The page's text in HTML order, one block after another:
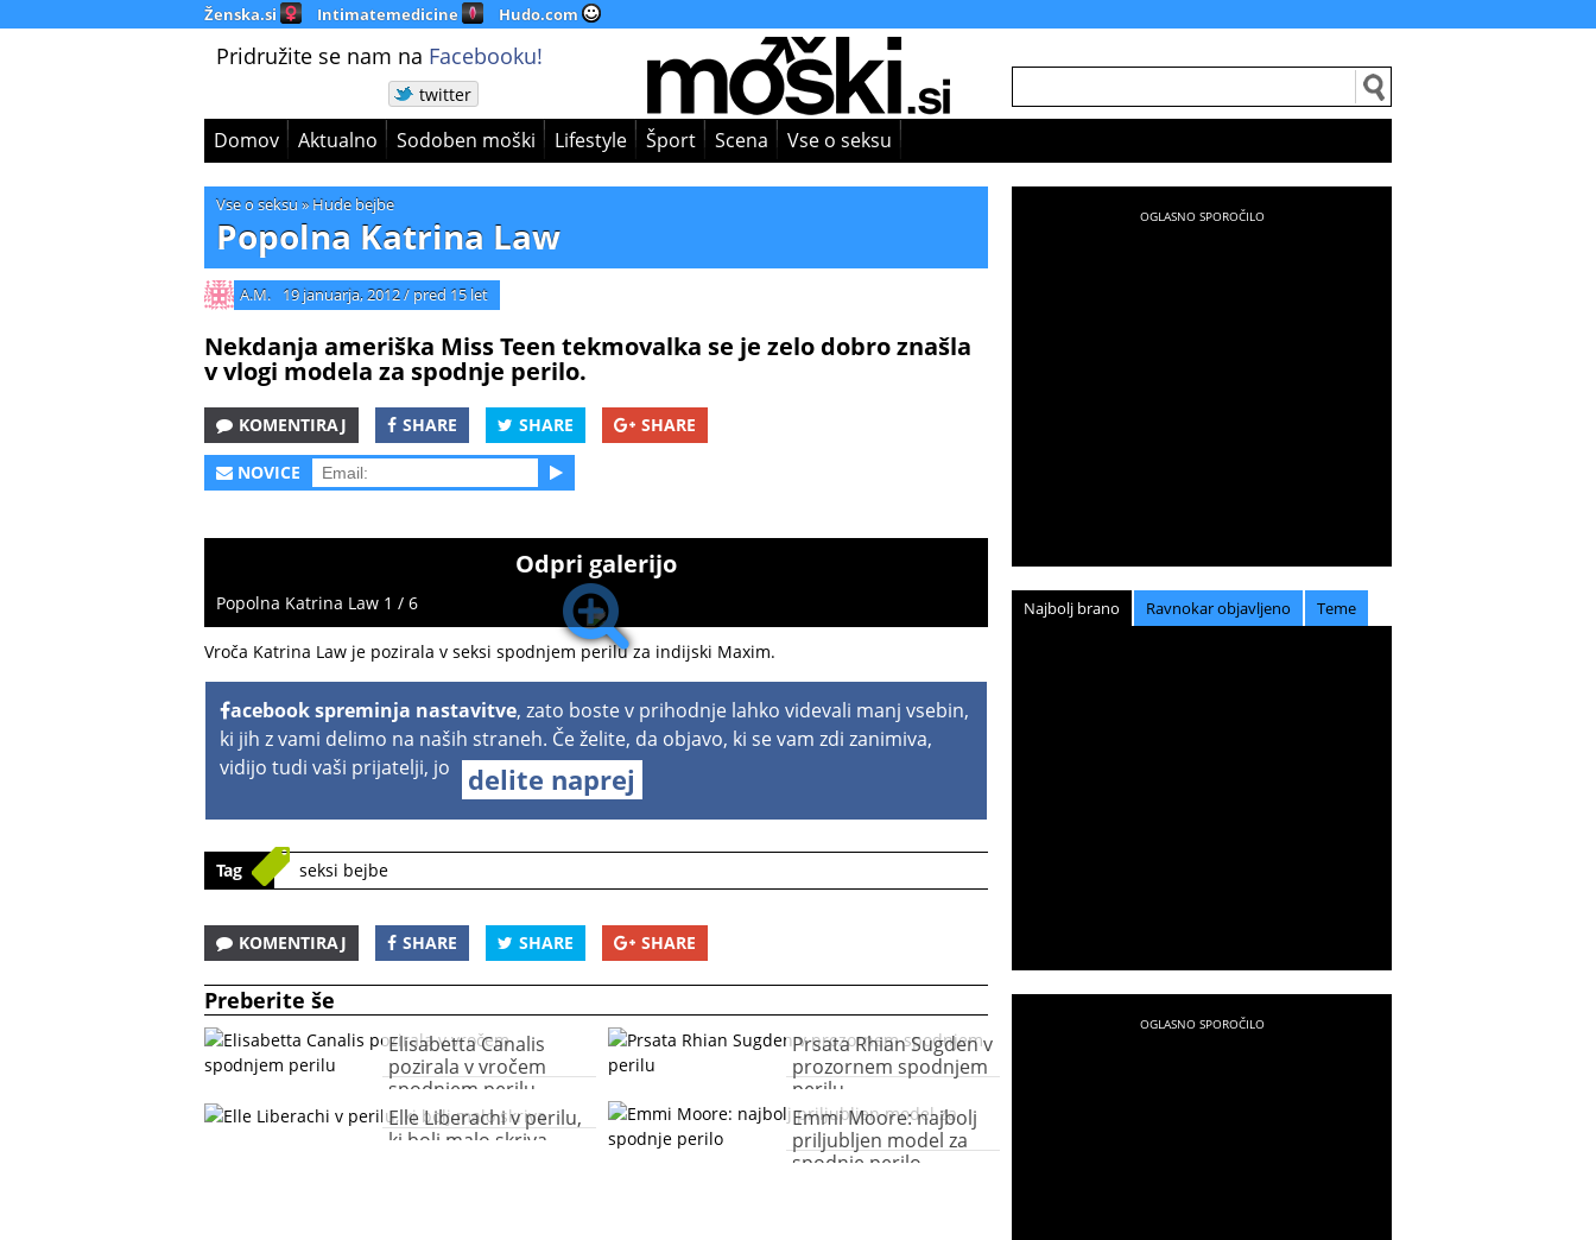
Ženska.si Intimatemedicine Hudo.com
Pridružite se nam na Facebooku!
twitter
Domov Aktualno Sodoben moški Lifestyle Šport Scena Vse o seksu
Vse o seksu » Hude bejbe
Popolna Katrina Law
A.M. 19 januarja, 2012/ pred 15 let
Nekdanja ameriška Miss Teen tekmovalka se je zelo dobro znašla
v vlogi modela za spodnje perilo.
KOMENTIRAJ SHARE SHARE SHARE
NOVICE
Odpri galerijo
Popolna Katrina Law 1 / 6
Vroča Katrina Law je pozirala v seksi spodnjem perilu za indijski Maxim.
acebook spreminja nastavitve, zato boste v prihodnje lahko videvali manj vsebin,
ki jih z vami delimo na naših straneh. Če želite, da objavo, ki se vam zdi zanimiva,
vidijo tudi vaši prijatelji, jo
delite naprej
Tag seksi bejbe
KOMENTIRAJ SHARE SHARE SHARE
Preberite še
Elisabetta Canalis
pozirala v vročem
spodnjem perilu
Prsata Rhian Sugden v
prozornem spodnjem
perilu
Elle Liberachi v perilu,
ki bolj malo skriva
Emmi Moore: najbolj
priljubljen model za
spodnje perilo
Najbolj brano Ravnokar objavljeno Teme